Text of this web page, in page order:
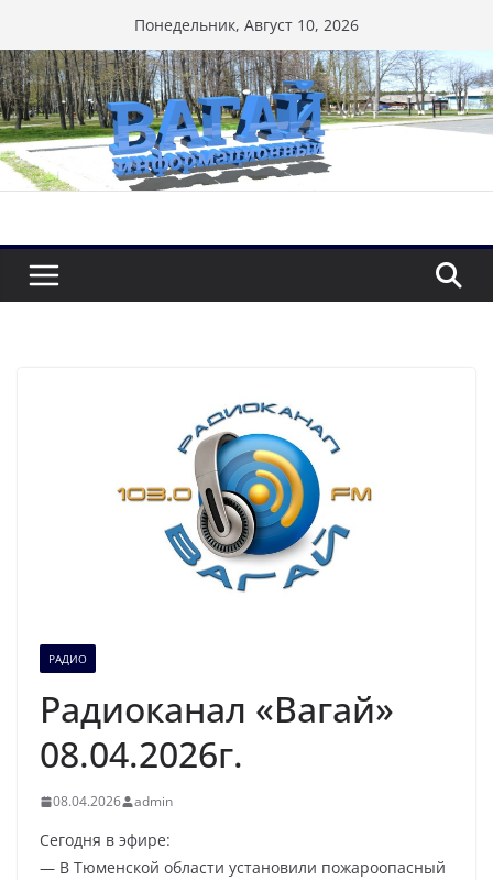
к
содержимому
Понедельник, Август 10, 2026
РАДИО
Радиоканал «Вагай»
08.04.2026г.
08.04.2026 admin
Сегодня в эфире:
— В Тюменской области установили пожароопасный